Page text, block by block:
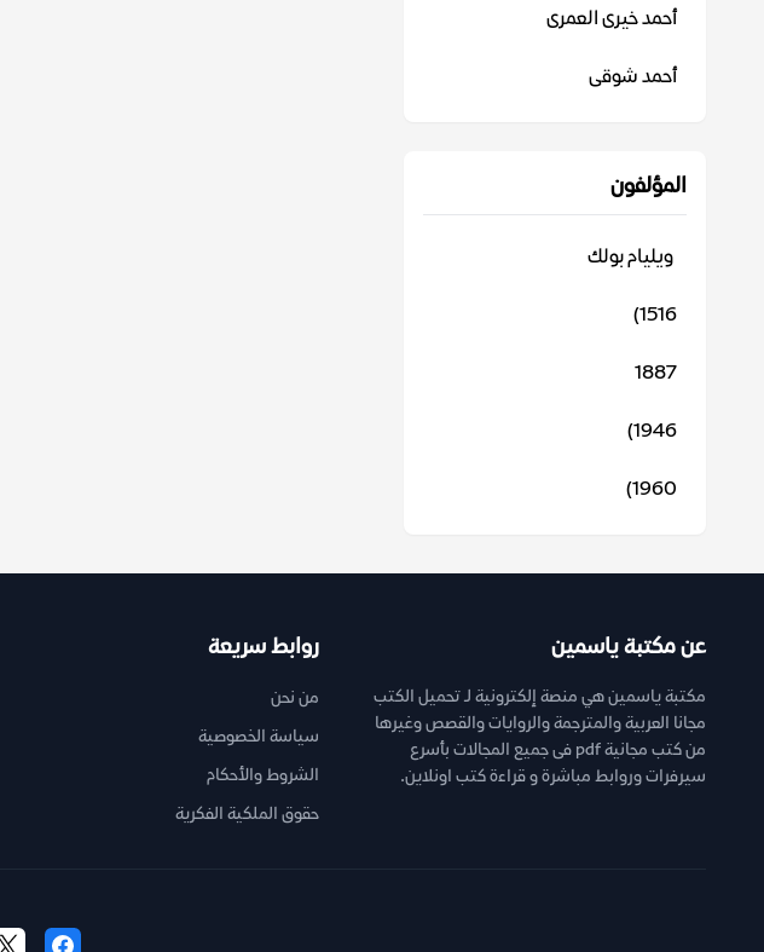
أحمد خيرى العمرى
أحمد شوقى
المؤلفون
‬ ويليام بولك
1516)
1887
1946)
1960)
عن مكتبة ياسمين
مكتبة ياسمين هي منصة إلكترونية لـ تحميل الكتب
مجانا العربية والمترجمة والروايات والقصص وغيرها
من كتب مجانية pdf فى جميع المجالات بأسرع
سيرفرات وروابط مباشرة و قراءة كتب اونلاين.
روابط سريعة
من نحن
سياسة الخصوصية
الشروط والأحكام
حقوق الملكية الفكرية